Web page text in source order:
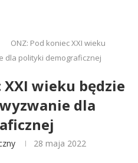
ONZ: Pod koniec XXI wieku
dla polityki demograficznej
XXI wieku będzie
dla
28 maja 2022